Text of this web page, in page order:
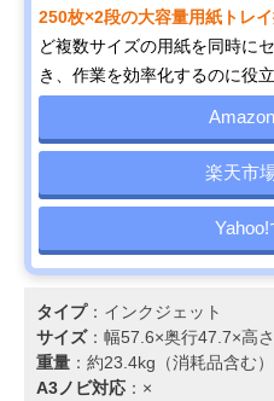
250枚×2段の大容量用紙トレ
ど複数サイズの用紙を同時に
き、作業を効率化するのに役立
楽天市
Yahoo!
タイプ：インクジェット
サイズ：幅57.6×奥行47.7×高
重量 ：約23.4kg（消耗品含む）
A3ノビ対応 ：×